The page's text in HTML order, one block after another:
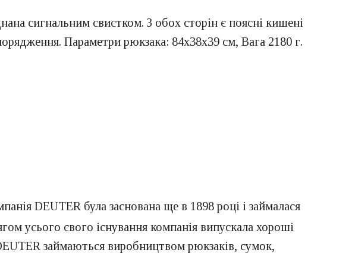
сигнальним свистком. З обох сторін є поясні кишені
Параметри рюкзака: 84х38х39 см, Вага 2180 г.
DEUTER була заснована ще в 1898 році і займалася
усього свого існування компанія випускала хороші
займаються виробництвом рюкзаків, сумок,